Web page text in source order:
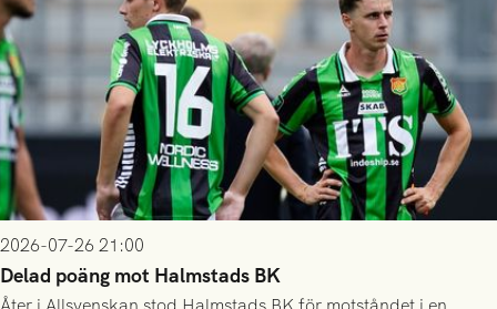
2026-07-26 21:00
Delad poäng mot Halmstads BK